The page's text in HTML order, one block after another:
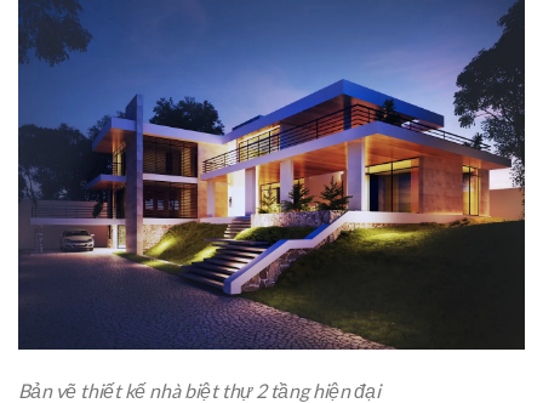
Bản vẽ thiết kế nhà biệt thự 2 tầng hiện đại